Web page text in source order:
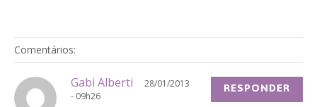
Comentários:
Gabi Alberti
28/01/2013
- 09h26
RESPONDER